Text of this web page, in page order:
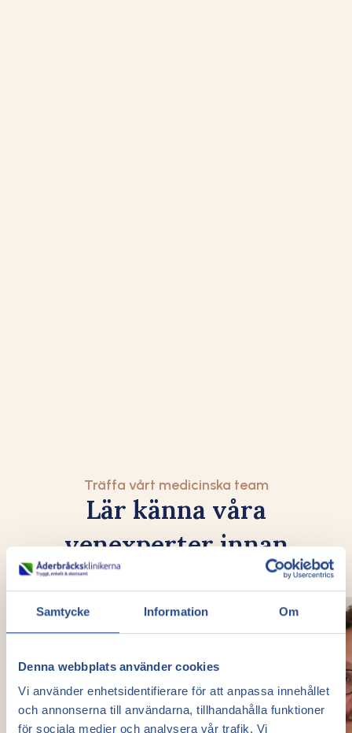
Samtycke Information Om
Denna webbplats använder cookies
Vi använder enhetsidentifierare för att anpassa innehållet
och annonserna till användarna, tillhandahålla funktioner
för sociala medier och analysera vår trafik. Vi
Träffa vårt medicinska team
Lär känna våra
venexperter innan
ditt besök